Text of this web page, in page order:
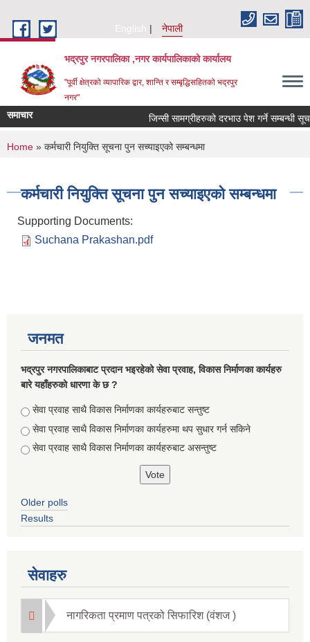
English
नेपाली
भद्रपुर नगरपालिका ,नगर कार्यपालिकाको कार्यालय
"पूर्वी क्षेत्रको व्यापारिक द्वार, शान्ति र सम्बृद्धिसहितको भद्रपुर
नगर"
समाचार जिन्सी सामग्रीहरुको दरभाउ पेश गर्ने सम्बन्धी सूचना
You are here
Home » कर्मचारी नियुक्ति सूचना पुन सच्याइएको सम्बन्धमा
कर्मचारी नियुक्ति सूचना पुन सच्याइएको सम्बन्धमा
Supporting Documents:
Suchana Prakashan.pdf
जनमत
भद्रपुर नगरपालिकाबाट प्रदान भइरहेको सेवा प्रवाह, विकास निर्माणका कार्यहरु
बारे यहाँहरुको धारणा के छ ?
Choices
सेवा प्रवाह साथै विकास निर्माणका कार्यहरुबाट सन्तुष्ट
सेवा प्रवाह साथै विकास निर्माणका कार्यहरुमा थप सुधार गर्न सकिने
सेवा प्रवाह साथै विकास निर्माणका कार्यहरुबाट असन्तुष्ट
Older polls
Results
सेवाहरु
नागरिकता प्रमाण पत्रको सिफारिश (वंशज )